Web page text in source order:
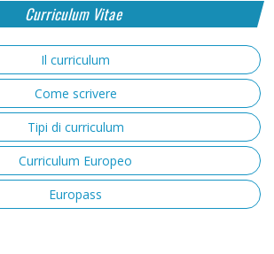
Curriculum Vitae
Il curriculum
Come scrivere
Tipi di curriculum
Curriculum Europeo
Europass